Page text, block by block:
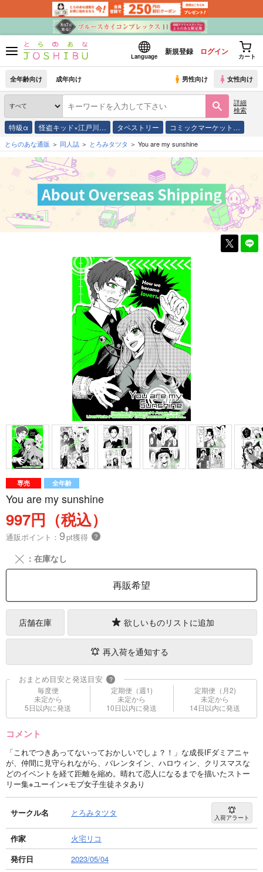
Language
新規登録 ログイン
カート
全年齢向け 成年向け 男性向け 女性向け
詳細
検索
特級α 怪盗キッド×江戸川… タペストリー コミックマーケット…
とらのあな通販 同人誌 とろみタツタ You are my sunshine
専売 全年齢
You are my sunshine
997円（税込）
通販ポイント： 9pt獲得 ？
╳ ：在庫なし
再販希望
店舗在庫 欲しいものリストに追加
再入荷を通知する
おまとめ目安と発送目安 ?
毎度便
未定から
5日以内に発送
定期便（週1)
未定から
10日以内に発送
定期便（月2)
未定から
14日以内に発送
コメント
「これでつきあってないっておかしいでしょ？！」な成長IFダミアニャ
が、仲間に見守られながら、バレンタイン、ハロウィン、クリスマスな
どのイベントを経て距離を縮め。晴れて恋人になるまでを描いたストー
リー集※ユーイン×モブ女子生徒ネタあり
サークル名 とろみタツタ 入荷アラート
作家
火宅リコ
発行日
2023/05/04